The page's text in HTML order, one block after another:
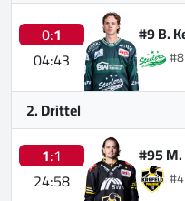
0:1
04:43
#9 B.
2. Drittel
1:1
24:58
#95